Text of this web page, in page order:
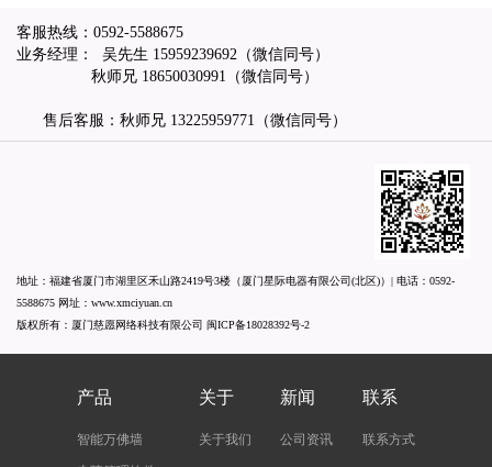
客服热线： 0592-5588675
业务经理： 吴先生 15959239692 （微信同号）
秋师兄 18650030991 （微信同号）
售后客服：秋师兄 13225959771 （微信同号）
地址：福建省厦门市湖里区禾山路2419号3楼（厦门星际电器有限公司(北区)）| 电话： 0592-
5588675 网址： www.xmciyuan.cn
版权所有：厦门慈愿网络科技有限公司 闽ICP备18028392号-2
产品
智能万佛墙
关于
关于我们
新闻
公司资讯
联系
联系方式